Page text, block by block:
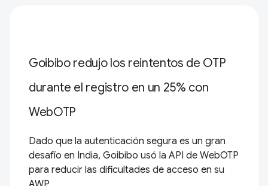
Goibibo redujo los reintentos de OTP
durante el registro en un 25% con
WebOTP
Dado que la autenticación segura es un gran
desafío en India, Goibibo usó la API de WebOTP
para reducir las dificultades de acceso en su